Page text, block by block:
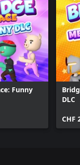
Funny
DLC
CHF